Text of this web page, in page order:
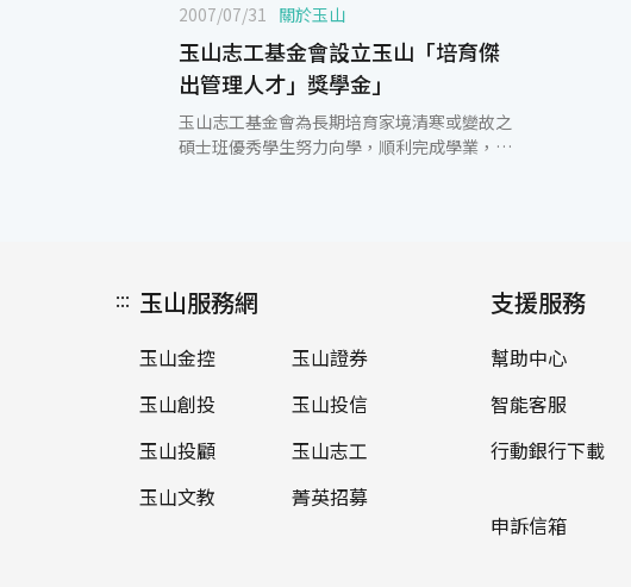
2007/07/31 關於玉山
玉山志工基金會設立玉山「培育傑
出管理人才」獎學金」
玉山志工基金會為長期培育家境清寒或變故之
碩士班優秀學生努力向學，順利完成學業，未
提出申請，於每學年提供獎學金新台幣20萬
元，培育至受獎人碩士班畢業。申請時間自
2007年8月份起至2007年9月15日止，詳情請
至玉山志工基金會網站查詢
(http://www.esunfhc.com.tw/volunteer)。
::: 玉山服務網
玉山金控
玉山證券
玉山創投
玉山投信
玉山投顧
玉山志工
玉山文教
菁英招募
支援服務
幫助中心
智能客服
行動銀行下載
申訴信箱